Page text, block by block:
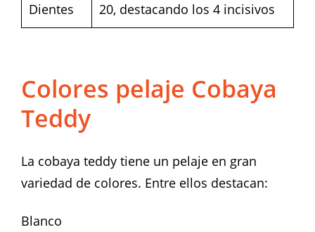
Dientes 20, destacando los 4 incisivos
Colores pelaje Cobaya
Teddy
La cobaya teddy tiene un pelaje en gran
variedad de colores. Entre ellos destacan:
Blanco